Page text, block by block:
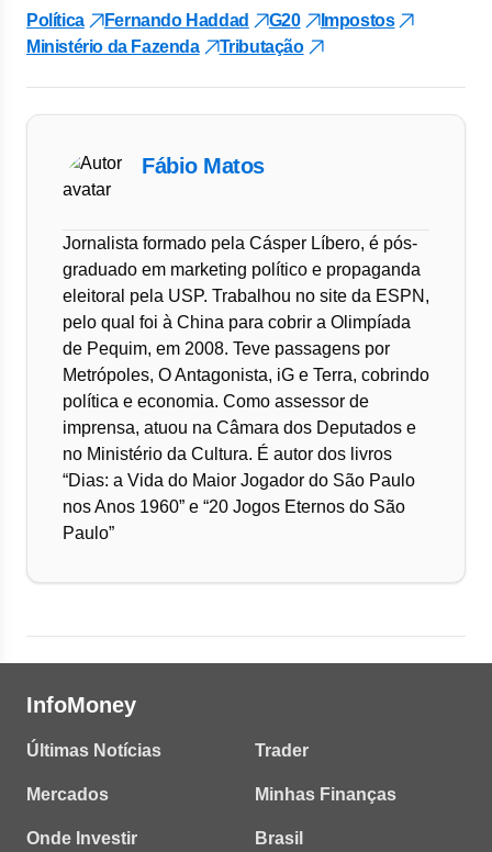
Política Fernando Haddad G20
Impostos
Ministério da Fazenda
Tributação
Fábio Matos
Jornalista formado pela Cásper Líbero, é pós-
graduado em marketing político e propaganda
eleitoral pela USP. Trabalhou no site da ESPN,
pelo qual foi à China para cobrir a Olimpíada
de Pequim, em 2008. Teve passagens por
Metrópoles, O Antagonista, iG e Terra, cobrindo
política e economia. Como assessor de
imprensa, atuou na Câmara dos Deputados e
no Ministério da Cultura. É autor dos livros
“Dias: a Vida do Maior Jogador do São Paulo
nos Anos 1960” e “20 Jogos Eternos do São
Paulo”
InfoMoney
Últimas Notícias
Mercados
Onde Investir
Trader
Minhas Finanças
Brasil